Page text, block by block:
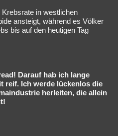
in westlichen
ansteigt, während es Völker
bis auf den heutigen Tag
Darauf hab ich lange
reif. Ich werde lückenlos die
herleiten, die allein